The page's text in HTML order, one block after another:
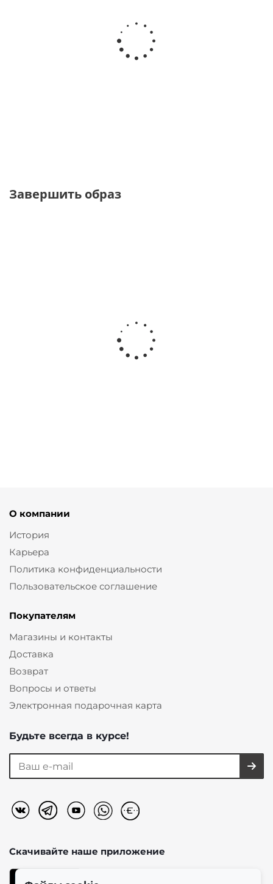
Завершить образ
О компании
История
Карьера
Политика конфиденциальности
Пользовательское соглашение
Покупателям
Магазины и контакты
Доставка
Возврат
Вопросы и ответы
Электронная подарочная карта
Будьте всегда в курсе!
Скачивайте наше приложение